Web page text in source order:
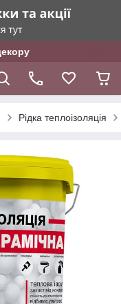
Рідка теплоізоляція